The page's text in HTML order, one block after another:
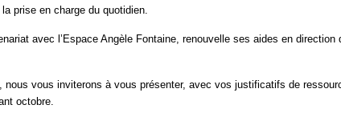
prise en charge du quotidien.
avec l’Espace Angèle Fontaine, renouvelle ses aides en direction
vous inviterons à vous présenter, avec vos justificatifs de
octobre.